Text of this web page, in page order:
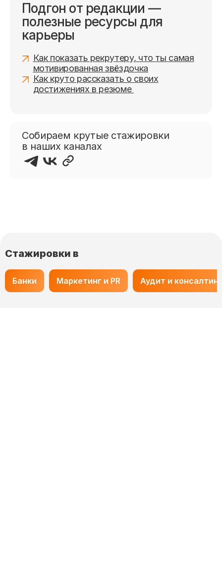
Подгон от редакции —
полезные ресурсы для
карьеры
Как показать рекрутеру, что ты самая
мотивированная звёздочка
Как круто рассказать о своих
достижениях в резюме
Собираем крутые стажировки
в наших каналах
Стажировки в
Банки Маркетинг и PR Аудит и консалтинг